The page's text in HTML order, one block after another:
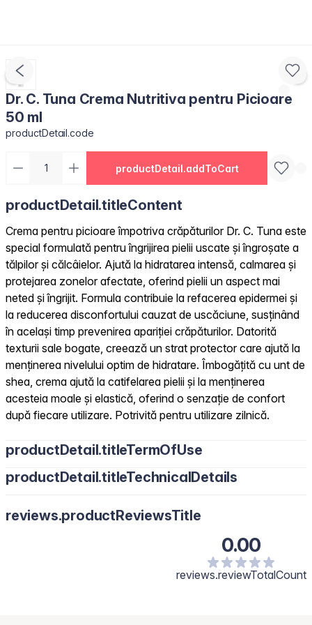
Dr. C. Tuna Crema Nutritiva pentru Picioare
50 ml
productDetail.code
productDetail.addToCart
productDetail.titleContent
Crema pentru picioare împotriva crăpăturilor Dr. C. Tuna este
special formulată pentru îngrijirea pielii uscate și îngroșate a
tălpilor și călcâielor. Ajută la hidratarea intensă, calmarea și
protejarea zonelor afectate, oferind pielii un aspect mai
neted și îngrijit. Formula contribuie la refacerea epidermei și
la reducerea disconfortului cauzat de uscăciune, susținând
în același timp prevenirea apariției crăpăturilor. Datorită
texturii sale bogate, creează un strat protector care ajută la
menținerea nivelului optim de hidratare. Îmbogățită cu unt de
shea, crema ajută la catifelarea pielii și la menținerea
acesteia moale și elastică, oferind o senzație de confort
după fiecare utilizare. Potrivită pentru utilizare zilnică.
productDetail.titleTermOfUse
productDetail.titleTechnicalDetails
reviews.productReviewsTitle
0.00
reviews.reviewTotalCount